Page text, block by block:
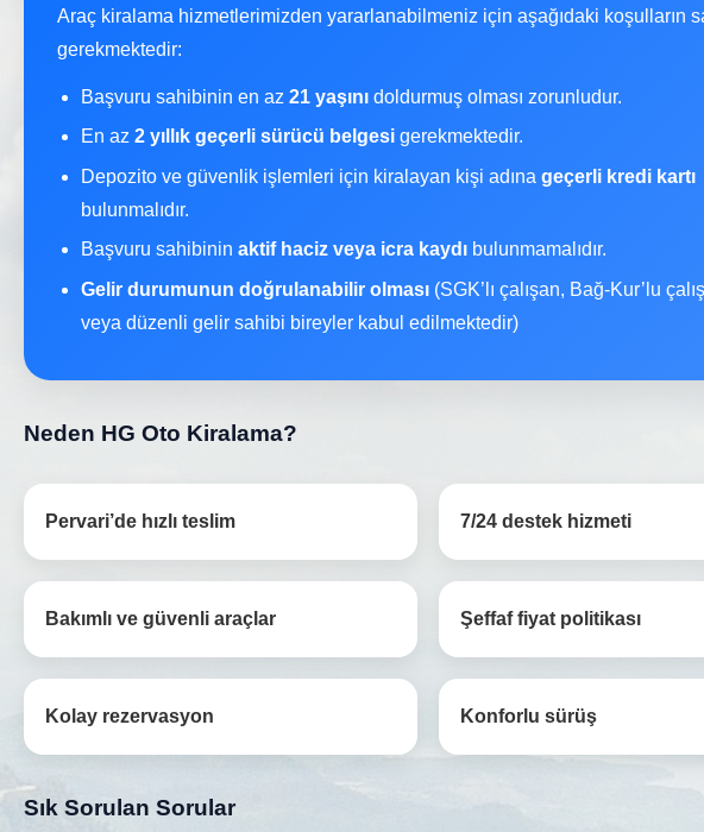
Araç kiralama hizmetlerimizden yararlanabilmeniz için aşağıdaki koşulların
gerekmektedir:
Başvuru sahibinin en az 21 yaşını doldurmuş olması zorunludur.
En az 2 yıllık geçerli sürücü belgesi gerekmektedir.
Depozito ve güvenlik işlemleri için kiralayan kişi adına geçerli kredi kartı
bulunmalıdır.
Başvuru sahibinin aktif haciz veya icra kaydı bulunmamalıdır.
Gelir durumunun doğrulanabilir olması (SGK’lı çalışan, Bağ-Kur’lu
veya düzenli gelir sahibi bireyler kabul edilmektedir)
Neden HG Oto Kiralama?
Pervari’de hızlı teslim 7/24 destek hizmeti
Bakımlı ve güvenli araçlar Şeffaf fiyat politikası
Kolay rezervasyon Konforlu sürüş
Sık Sorulan Sorular